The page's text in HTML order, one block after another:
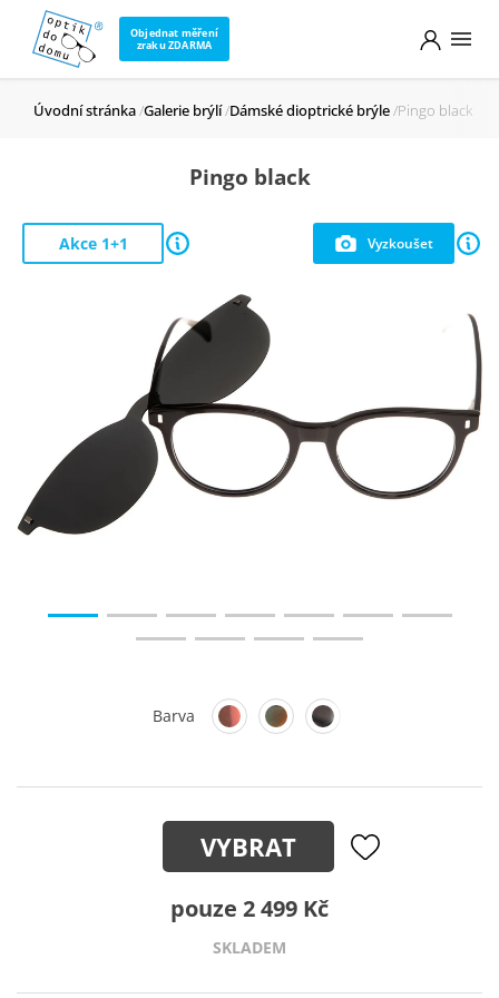
Objednat měření
zraku ZDARMA
Úvodní stránka Galerie brýlí Dámské dioptrické brýle Pingo black
Pingo black
Vyzkoušet
Akce 1+1
Barva
VYBRAT
pouze 2 499 Kč
SKLADEM